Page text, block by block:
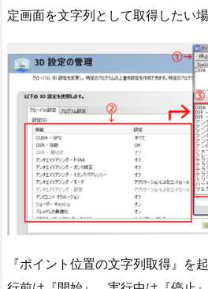
定画面を文字列として取得したい場
『ポイント位置の文字列取得』